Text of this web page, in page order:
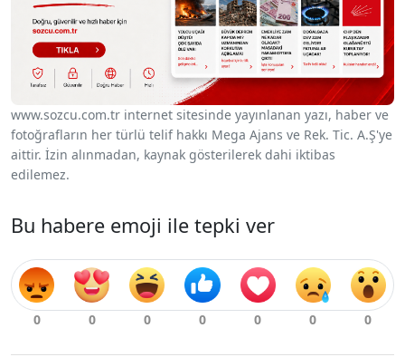
www.sozcu.com.tr internet sitesinde yayınlanan yazı, haber ve
fotoğrafların her türlü telif hakkı Mega Ajans ve Rek. Tic. A.Ş'ye
aittir. İzin alınmadan, kaynak gösterilerek dahi iktibas
edilemez.
Bu habere emoji ile tepki ver